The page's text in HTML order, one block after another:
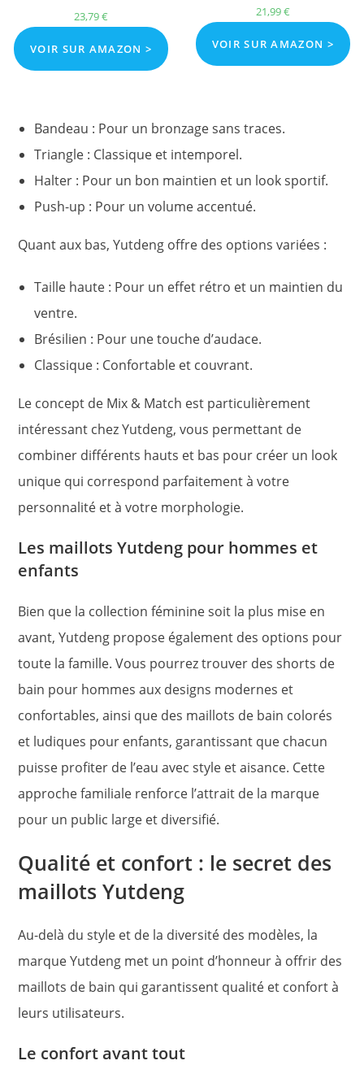
23,79€
VOIR SUR AMAZON >
21,99€
VOIR SUR AMAZON >
Bandeau : Pour un bronzage sans traces.
Triangle : Classique et intemporel.
Halter : Pour un bon maintien et un look sportif.
Push-up : Pour un volume accentué.
Quant aux bas, Yutdeng offre des options variées :
Taille haute : Pour un effet rétro et un maintien du
ventre.
Brésilien : Pour une touche d’audace.
Classique : Confortable et couvrant.
Le concept de Mix & Match est particulièrement
intéressant chez Yutdeng, vous permettant de
combiner différents hauts et bas pour créer un look
unique qui correspond parfaitement à votre
personnalité et à votre morphologie.
Les maillots Yutdeng pour hommes et
enfants
Bien que la collection féminine soit la plus mise en
avant, Yutdeng propose également des options pour
toute la famille. Vous pourrez trouver des shorts de
bain pour hommes aux designs modernes et
confortables, ainsi que des maillots de bain colorés
et ludiques pour enfants, garantissant que chacun
puisse profiter de l’eau avec style et aisance. Cette
approche familiale renforce l’attrait de la marque
pour un public large et diversifié.
Qualité et confort : le secret des
maillots Yutdeng
Au-delà du style et de la diversité des modèles, la
marque Yutdeng met un point d’honneur à offrir des
maillots de bain qui garantissent qualité et confort à
leurs utilisateurs.
Le confort avant tout